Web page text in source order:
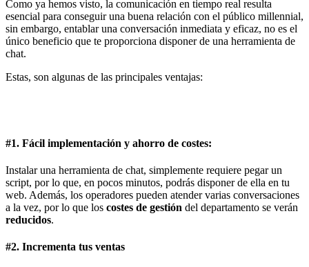
Como ya hemos visto, la comunicación en tiempo real resulta
esencial para conseguir una buena relación con el público millennial,
sin embargo, entablar una conversación inmediata y eficaz, no es el
único beneficio que te proporciona disponer de una herramienta de
chat.
Estas, son algunas de las principales ventajas:
#1. Fácil implementación y ahorro de costes:
Instalar una herramienta de chat, simplemente requiere pegar un
script, por lo que, en pocos minutos, podrás disponer de ella en tu
web. Además, los operadores pueden atender varias conversaciones
a la vez, por lo que los costes de gestión del departamento se verán
reducidos.
#2. Incrementa tus ventas